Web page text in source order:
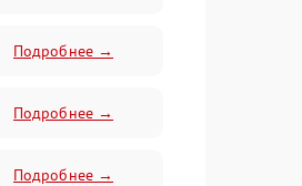
Подробнее →
Подробнее →
Подробнее →